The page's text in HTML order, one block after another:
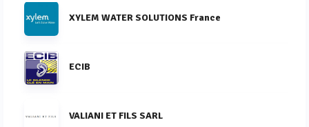
XYLEM WATER SOLUTIONS France
ECIB
VALIANI ET FILS SARL